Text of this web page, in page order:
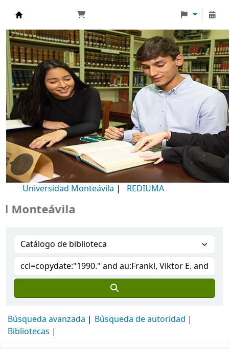
Biblioteca Universidad Monteávila
Universidad Monteávila | REDIUMA
Búsqueda avanzada
Búsqueda de autoridad
Bibliotecas